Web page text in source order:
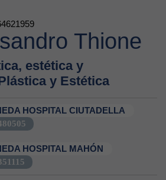
Thione
estética y
y Estética
HOSPITAL CIUTADELLA
HOSPITAL MAHÓN